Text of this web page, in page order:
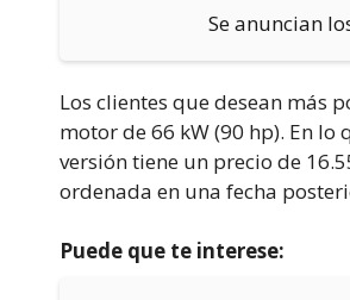
Se anuncian
Los clientes que desean más
motor de 66 kW (90 hp). En
versión tiene un precio de
ordenada en una fecha
Puede que te interese: